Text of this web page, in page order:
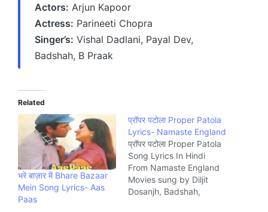
Actors: Arjun Kapoor
Actress: Parineeti Chopra
Singer’s: Vishal Dadlani, Payal Dev,
Badshah, B Praak
Related
भरे बाज़ार में Bhare Bazaar
Mein Song Lyrics- Aas
Paas
प्रॉपर पटोला Proper Patola
Lyrics- Namaste England
प्रॉपर पटोला Proper Patola
Song Lyrics In Hindi
From Namaste England
Movies sung by Diljit
Dosanjh, Badshah,